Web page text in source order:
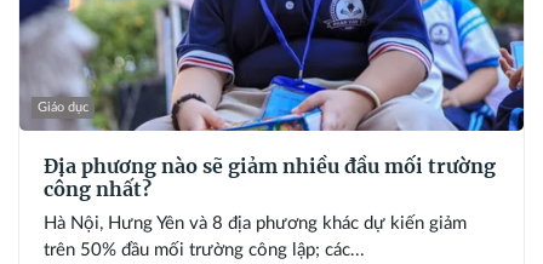
Giáo dục
Địa phương nào sẽ giảm nhiều đầu mối trường
công nhất?
Hà Nội, Hưng Yên và 8 địa phương khác dự kiến giảm
trên 50% đầu mối trường công lập; các...